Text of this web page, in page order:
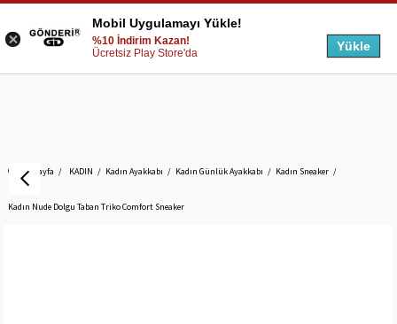
Anasayfa KADIN Kadın Ayakkabı Kadın Günlük Ayakkabı Kadın Sneaker
Kadın Nude Dolgu Taban Triko Comfort Sneaker
Mobil Uygulamayı Yükle!
%10 İndirim Kazan!
Ücretsiz Play Store'da
Yükle